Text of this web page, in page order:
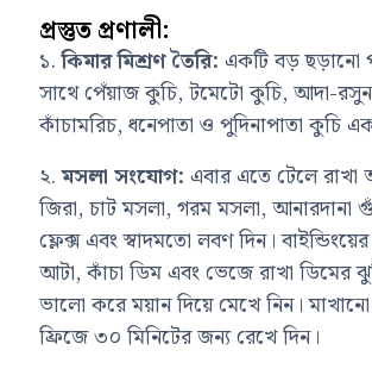
প্রস্তুত প্রণালী:
১.কিমার মিশ্রণ তৈরি: একটি বড় ছড়ানো
সাথে পেঁয়াজ কুচি, টমেটো কুচি, আদা-রসুন
কাঁচামরিচ, ধনেপাতা ও পুদিনাপাতা কুচি
২.মসলা সংযোগ: এবার এতে টেলে রাখা
জিরা, চাট মসলা, গরম মসলা, আনারদানা
ফ্লেক্স এবং স্বাদমতো লবণ দিন।
আটা, কাঁচা ডিম এবং ভেজে রাখা ডিমের
ভালো করে ময়ান দিয়ে মেখে নিন। মাখানো
ফ্রিজে ৩০ মিনিটের জন্য রেখে দিন।